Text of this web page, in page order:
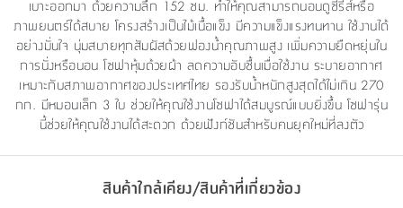
เบาะออกมา ด้วยความลึก 152 ซม. ทำให้คุณสามารถนอนดูซีรีส์หรือ
ภาพยนตร์ได้สบาย โครงสร้างเป็นไม้เนื้อแข็ง มีความแข็งแรงทนทาน ใช้งานได้
อย่างมั่นใจ นุ่มสบายทุกสัมผัสด้วยฟองน้ำคุณภาพสูง เพิ่มความยืดหยุ่นใน
การนั่งหรือนอน โซฟาหุ้มด้วยผ้า ลดความอับชื้นเมื่อใช้งาน ระบายอากาศ
เหมาะกับสภาพอากาศของประเทศไทย รองรับน้ำหนักสูงสุดได้ไม่เกิน 270
กก. มีหมอนเล็ก 3 ใบ ช่วยให้คุณใช้งานโซฟาได้สมบูรณ์แบบยิ่งขึ้น โซฟารุ่น
นี้ช่วยให้คุณใช้งานได้สะดวก ด้วยฟังก์ชันสำหรับคนยุคใหม่ที่ลงตัว
สินค้าใกล้เคียง/สินค้าที่เกี่ยวข้อง